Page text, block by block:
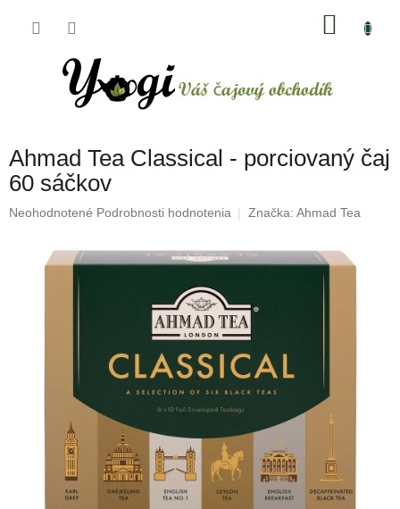
Ahmad Tea Classical - porciovaný čaj
60 sáčkov
Priemerné
Neohodnotené Podrobnosti hodnotenia Značka: Ahmad Tea